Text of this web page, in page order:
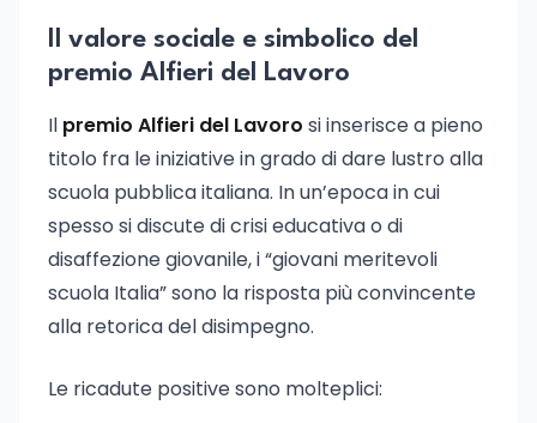
Il valore sociale e simbolico del
premio Alfieri del Lavoro
Il premio Alfieri del Lavoro si inserisce a pieno
titolo fra le iniziative in grado di dare lustro alla
scuola pubblica italiana. In un’epoca in cui
spesso si discute di crisi educativa o di
disaffezione giovanile, i “giovani meritevoli
scuola Italia” sono la risposta più convincente
alla retorica del disimpegno.
Le ricadute positive sono molteplici: